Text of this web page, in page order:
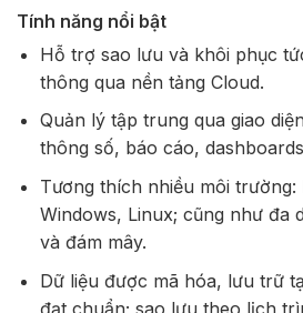
Tính năng nổi bật
Hỗ trợ sao lưu và khôi phục
thông qua nền tảng Cloud.
Quản lý tập trung qua giao
thông số, báo cáo,
Tương thích nhiều môi trường:
Windows, Linux; cũng như đa
và đám mây.
Dữ liệu được mã hóa, lưu trữ
đạt chuẩn; sao lưu theo lịch